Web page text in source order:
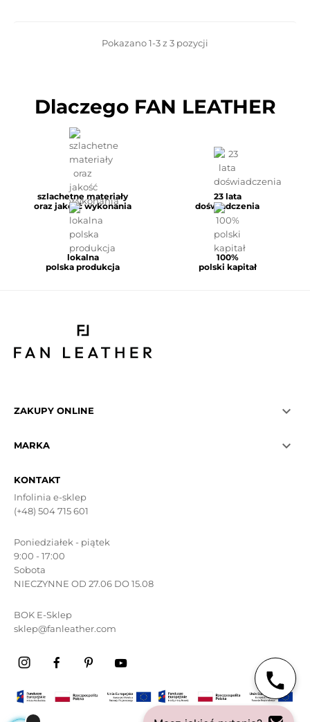
Pokazano 1-3 z 3 pozycji
Dlaczego FAN LEATHER
szlachetne materiały
oraz jakość wykonania
23 lata
doświadczenia
lokalna
polska produkcja
100%
polski kapitał
ZAKUPY ONLINE 
MARKA 
KONTAKT
Infolinia e-sklep
(+48) 504 715 601
Poniedziałek - piątek
9:00 - 17:00
Sobota
NIECZYNNE OD 27.06 DO 15.08
BOK E-Sklep
sklep@fanleather.com